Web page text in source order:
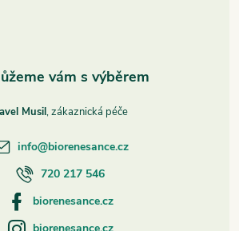
Musil
info@biorenesance.cz
720 217 546
biorenesance.cz